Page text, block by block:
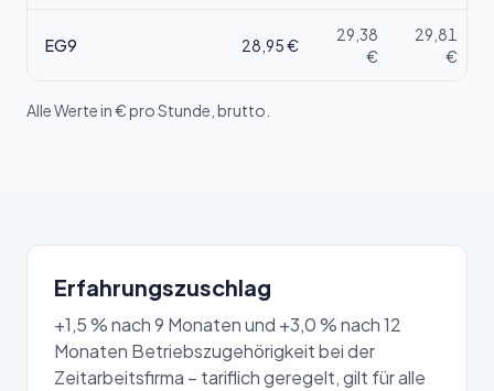
EG9 28,95€
29,38
€
29,81
€
Alle Werte in € pro Stunde, brutto.
Erfahrungszuschlag
+1,5 % nach 9 Monaten und +3,0 % nach 12
Monaten Betriebszugehörigkeit bei der
Zeitarbeitsfirma – tariflich geregelt, gilt für alle